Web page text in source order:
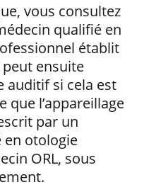
vous consultez
qualifié en
établit
ensuite
auditif si cela est
que l’appareillage
par un
otologie
ORL, sous